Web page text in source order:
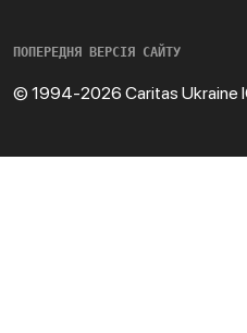
ПОПЕРЕДНЯ ВЕРСІЯ САЙТУ
© 1994-2026 Caritas Ukraine